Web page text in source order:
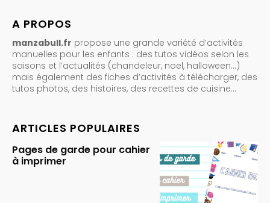
A PROPOS
manzabull.fr propose une grande variété d’activités
manuelles pour les enfants : des tutos vidéos selon les
saisons et l’actualités (chandeleur, noel, halloween…)
mais également des fiches d’activités à télécharger, des
tutos photos, des histoires, des recettes de cuisine…
ARTICLES POPULAIRES
Pages de garde pour cahier
à imprimer